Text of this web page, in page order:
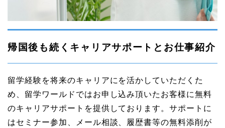
帰国後も続くキャリアサポートとお仕事紹介
留学経験を将来のキャリアにを活かしていただくた
め、留学ワールドではお申し込み頂いたお客様に無料
のキャリアサポートを提供しております。サポートに
はセミナー参加、メール相談、履歴書等の無料添削が